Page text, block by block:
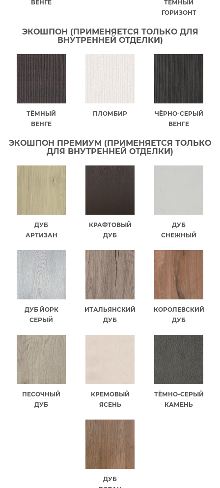
ВЕНГЕ
ТЕМНЫЙ
ГОРИЗОНТ
ЭКОШПОН (ПРИМЕНЯЕТСЯ ТОЛЬКО ДЛЯ
ВНУТРЕННЕЙ ОТДЕЛКИ)
ТЁМНЫЙ
ВЕНГЕ
ПЛОМБИР
ЧЁРНО-СЕРЫЙ
ВЕНГЕ
ЭКОШПОН ПРЕМИУМ (ПРИМЕНЯЕТСЯ ТОЛЬКО
ДЛЯ ВНУТРЕННЕЙ ОТДЕЛКИ)
ДУБ
АРТИЗАН
КРАФТОВЫЙ
ДУБ
ДУБ
СНЕЖНЫЙ
ДУБ ЙОРК
СЕРЫЙ
ИТАЛЬЯНСКИЙ
ДУБ
КОРОЛЕВСКИЙ
ДУБ
ПЕСОЧНЫЙ
ДУБ
КРЕМОВЫЙ
ЯСЕНЬ
ТЁМНО-СЕРЫЙ
КАМЕНЬ
ДУБ